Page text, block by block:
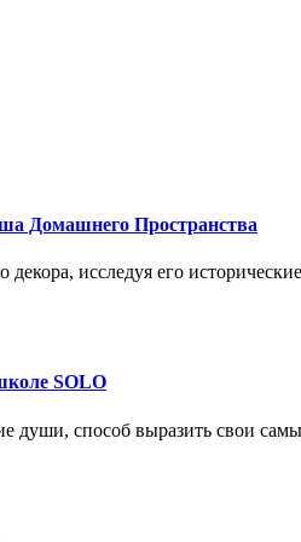
Домашнего Пространства
декора, исследуя его
SOLO
души, способ выразить свои